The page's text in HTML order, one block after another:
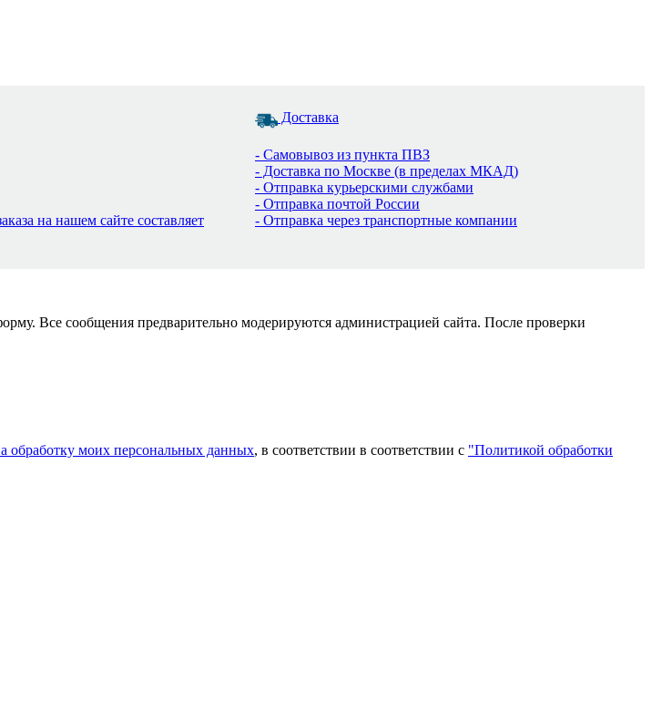
на нашем сайте составляет
Доставка
- Самовывоз из пункта ПВЗ
- Доставка по Москве (в пределах МКАД)
- Отправка курьерскими службами
- Отправка почтой России
- Отправка через транспортные компании
Все сообщения предварительно модерируются администрацией сайта. После проверки
обработку моих персональных данных, в соответствии в соответствии с "Политикой обработки